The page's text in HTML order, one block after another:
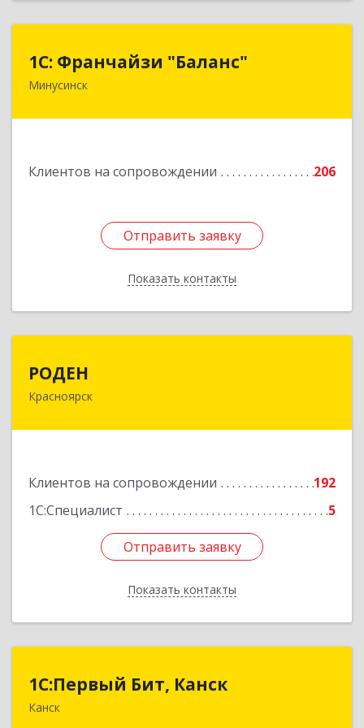
1С: Франчайзи "Баланс"
Минусинск
Клиентов на сопровождении 206
Отправить заявку
Показать контакты
1С: Франчайзи "Баланс"
662610, Красноярский край, Минусинск г,
Отправить заявку
Назад
РОДЕН
Красноярск
Клиентов на сопровождении
192
1С:Специалист
5
Отправить заявку
Показать контакты
660064, Красноярский край, Красноярск г, им
Отправить заявку
Назад
1С:Первый Бит, Канск
Канск